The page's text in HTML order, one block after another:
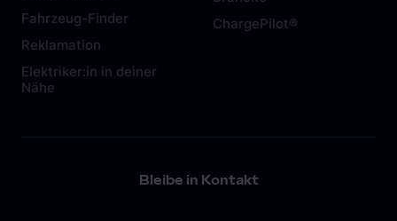
Fahrzeug-Finder
Reklamation
Elektriker:in in deiner
Nähe
ChargePilot®
Bleibe in Kontakt